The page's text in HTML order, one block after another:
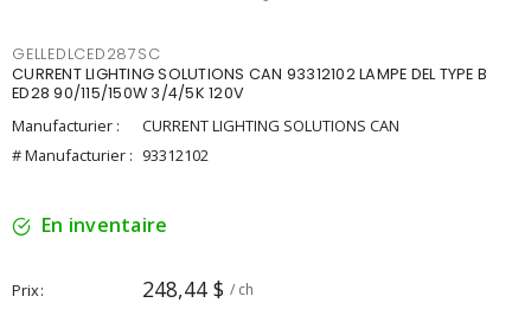
GELLEDLCED287SC
CURRENT LIGHTING SOLUTIONS CAN 93312102 LAMPE DEL TYPE B
ED28 90/115/150W 3/4/5K 120V
Manufacturier :
CURRENT LIGHTING SOLUTIONS CAN
# Manufacturier : 93312102
En inventaire
Prix 248,44 $ / ch